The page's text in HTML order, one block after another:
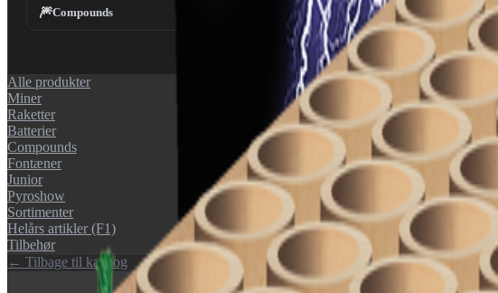
🎆Compounds
Alle produkter
Miner
Raketter
Batterier
Compounds
Fontæner
Junior
Pyroshow
Sortimenter
Helårs artikler (F1)
Tilbehør
← Tilbage til katalog